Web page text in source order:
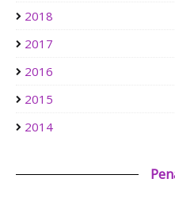
1 week ago
Show All
2018
2017
2016
2015
2014